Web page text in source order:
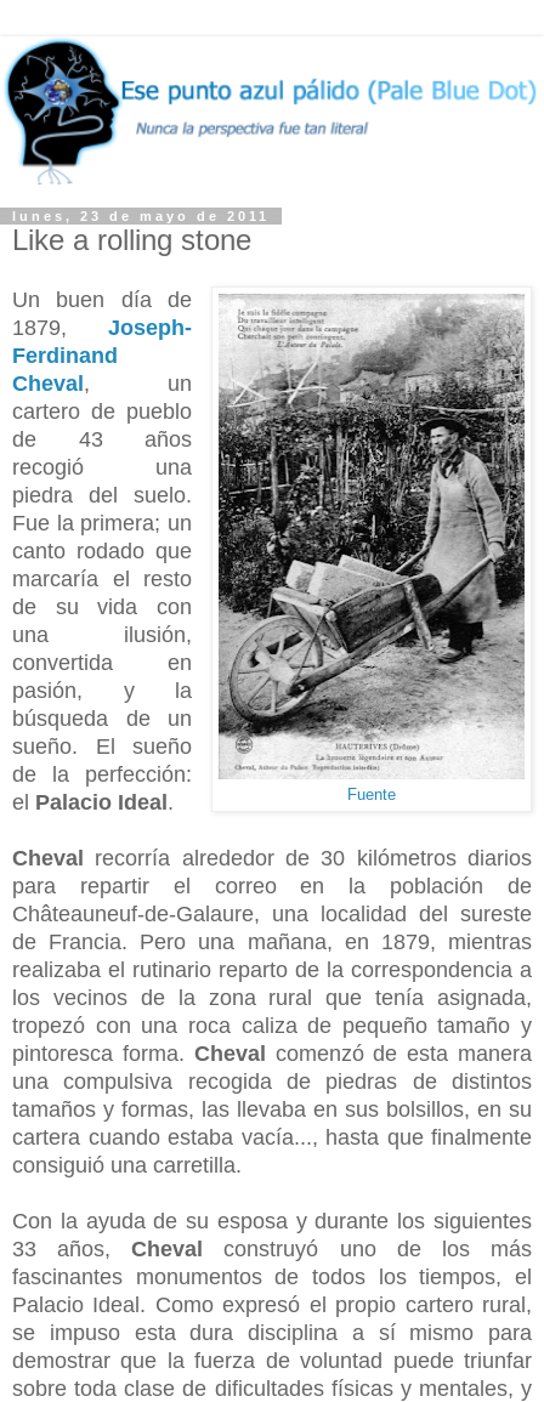
lunes, 23 de mayo de 2011
Like a rolling stone
Fuente
Un buen día de
1879,Joseph-
Ferdinand
Cheval, un
cartero de pueblo
de 43 años
recogió una
piedra del suelo.
Fue la primera; un
canto rodado que
marcaría el resto
de su vida con
una ilusión,
convertida en
pasión, y la
búsqueda de un
sueño. El sueño
de la perfección:
el Palacio Ideal.
Cheval recorría alrededor de 30 kilómetros diarios
para repartir el correo en la población de
Châteauneuf-de-Galaure, una localidad del sureste
de Francia. Pero una mañana, en 1879, mientras
realizaba el rutinario reparto de la correspondencia a
los vecinos de la zona rural que tenía asignada,
tropezó con una roca caliza de pequeño tamaño y
pintoresca forma. Cheval comenzó de esta manera
una compulsiva recogida de piedras de distintos
tamaños y formas, las llevaba en sus bolsillos, en su
cartera cuando estaba vacía..., hasta que finalmente
consiguió una carretilla.
Con la ayuda de su esposa y durante los siguientes
33 años,Cheval construyó uno de los más
fascinantes monumentos de todos los tiempos, el
Palacio Ideal. Como expresó el propio cartero rural,
se impuso esta dura disciplina a sí mismo para
demostrar que la fuerza de voluntad puede triunfar
sobre toda clase de dificultades físicas y mentales, y